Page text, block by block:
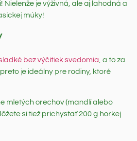
je výživná, ale aj lahodná a
múky!
bez výčitiek svedomia, a to za
je ideálny pre rodiny, ktoré
mletých orechov (mandlí alebo
si tiež prichystať 200 g horkej